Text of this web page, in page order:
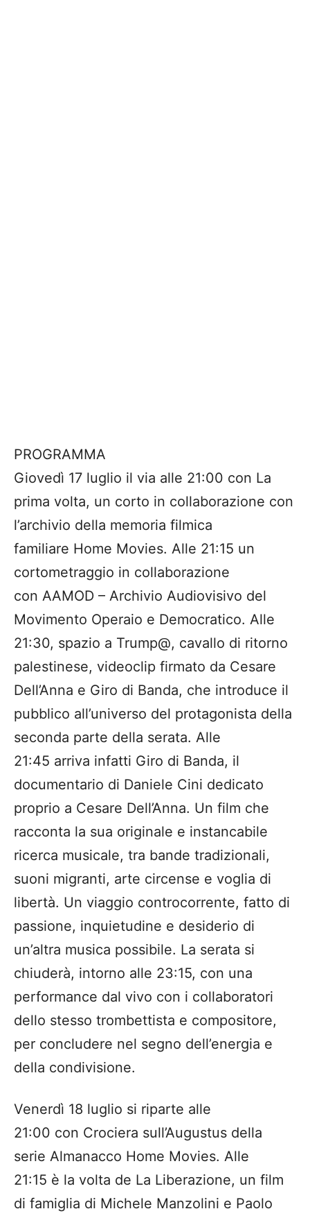
PROGRAMMA
Giovedì 17 luglio il via alle 21:00 con La
prima volta, un corto in collaborazione con
l’archivio della memoria filmica
familiare Home Movies. Alle 21:15 un
cortometraggio in collaborazione
con AAMOD – Archivio Audiovisivo del
Movimento Operaio e Democratico. Alle
21:30, spazio a Trump@, cavallo di ritorno
palestinese, videoclip firmato da Cesare
Dell’Anna e Giro di Banda, che introduce il
pubblico all’universo del protagonista della
seconda parte della serata. Alle
21:45 arriva infatti Giro di Banda, il
documentario di Daniele Cini dedicato
proprio a Cesare Dell’Anna. Un film che
racconta la sua originale e instancabile
ricerca musicale, tra bande tradizionali,
suoni migranti, arte circense e voglia di
libertà. Un viaggio controcorrente, fatto di
passione, inquietudine e desiderio di
un’altra musica possibile. La serata si
chiuderà, intorno alle 23:15, con una
performance dal vivo con i collaboratori
dello stesso trombettista e compositore,
per concludere nel segno dell’energia e
della condivisione.
Venerdì 18 luglio si riparte alle
21:00 con Crociera sull’Augustus della
serie Almanacco Home Movies. Alle
21:15 è la volta de La Liberazione, un film
di famiglia di Michele Manzolini e Paolo